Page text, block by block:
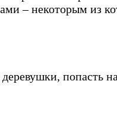
– некоторым из
попасть